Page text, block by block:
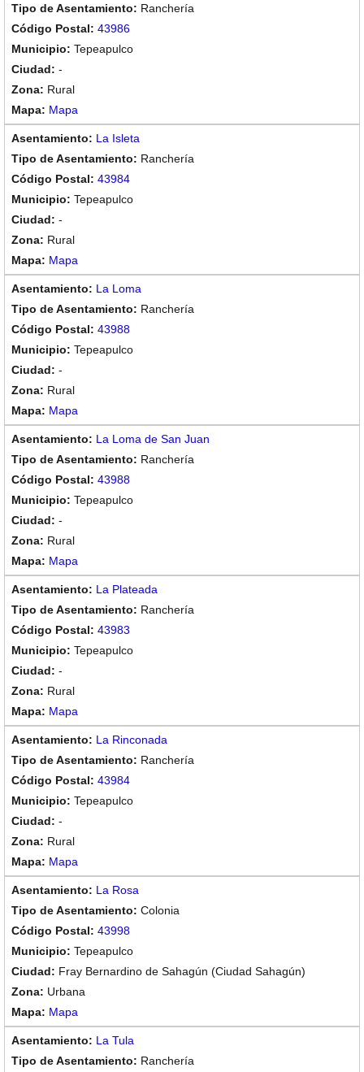
Ranchería
43986
Tepeapulco
-
Rural
Mapa
La Isleta
Ranchería
43984
Tepeapulco
-
Rural
Mapa
La Loma
Ranchería
43988
Tepeapulco
-
Rural
Mapa
La Loma de San Juan
Ranchería
43988
Tepeapulco
-
Rural
Mapa
La Plateada
Ranchería
43983
Tepeapulco
-
Rural
Mapa
La Rinconada
Ranchería
43984
Tepeapulco
-
Rural
Mapa
La Rosa
Colonia
43998
Tepeapulco
Fray Bernardino de Sahagún (Ciudad Sahagún)
Urbana
Mapa
La Tula
Ranchería